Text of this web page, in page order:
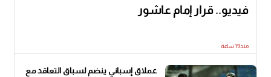
فيديو.. قرار إمام عاشور
منذ19 ساعة
عملاق إسباني ينضم لسباق التعاقد مع